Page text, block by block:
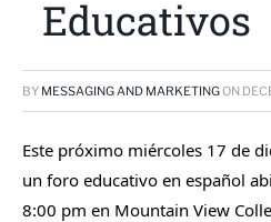
Educativos
BY MESSAGING AND MARKETINGON
Este próximo miércoles 17 de
un foro educativo en español
8:00 pm en Mountain View